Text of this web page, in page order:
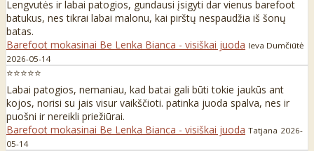
Lengvutės ir labai patogios, gundausi įsigyti dar vienus barefoot
batukus, nes tikrai labai malonu, kai pirštų nespaudžia iš šonų
batas.
Barefoot mokasinai Be Lenka Bianca - visiškai juoda Ieva Dumčiūtė
2026-05-14
⭐⭐⭐⭐⭐
Labai patogios, nemaniau, kad batai gali būti tokie jaukūs ant
kojos, norisi su jais visur vaikščioti. patinka juoda spalva, nes ir
puošni ir nereikli priežiūrai.
Barefoot mokasinai Be Lenka Bianca - visiškai juoda Tatjana 2026-
05-14